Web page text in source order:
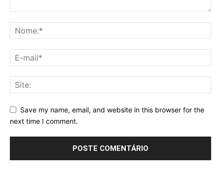
Save my name, email, and website in this browser for the
next time I comment.